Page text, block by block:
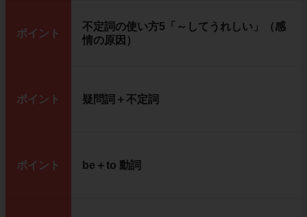
ポイント
不定詞の使い方5「～してうれしい」（感
情の原因）
ポイント 疑問詞＋不定詞
ポイント be＋to 動詞